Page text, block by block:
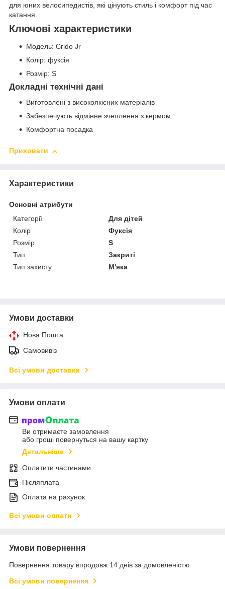
для юних велосипедистів, які цінують стиль і комфорт під час
катання.
Ключові характеристики
Модель: Crido Jr
Колір: фуксія
Розмір: S
Докладні технічні дані
Виготовлені з високоякісних матеріалів
Забезпечують відмінне зчеплення з кермом
Комфортна посадка
Приховати
Характеристики
Основні атрибути
Категорії
Для дітей
Колір
Фуксія
Розмір
S
Тип
Закриті
Тип захисту
М'яка
Умови доставки
Нова Пошта
Самовивіз
Всі умови доставки
Умови оплати
Ви отримаєте замовлення
або гроші повернуться на вашу картку
Детальніше
Оплатити частинами
Післяплата
Оплата на рахунок
Всі умови оплати
Умови повернення
Повернення товару впродовж 14 днів за домовленістю
Всі умови повернення